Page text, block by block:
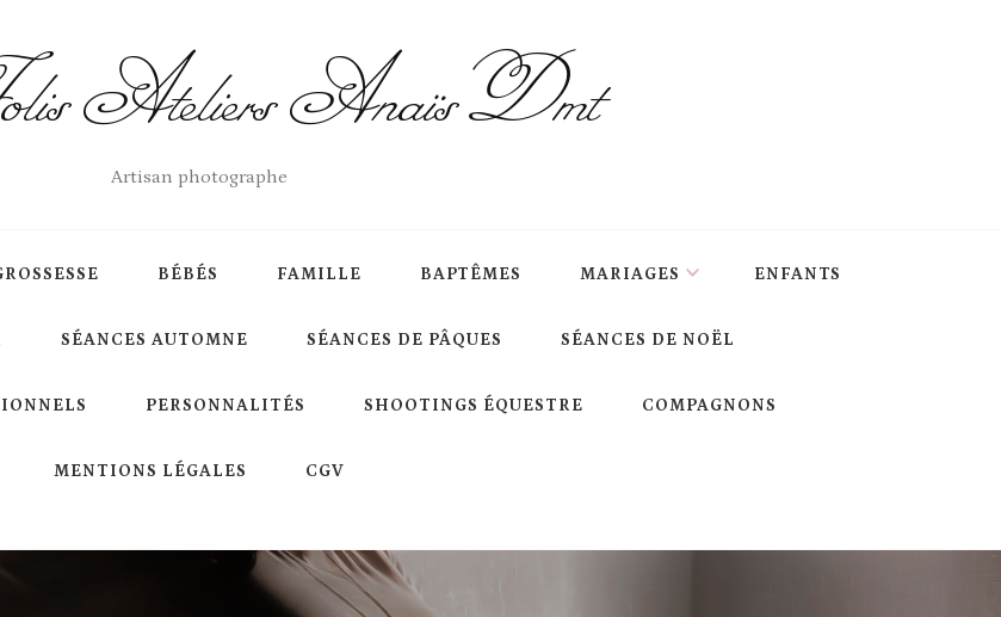
Ateliers Anaïs Dmt
Artisan photographe
BÉBÉS FAMILLE BAPTÊMES MARIAGES ENFANTS
SÉANCES AUTOMNE SÉANCES DE PÂQUES SÉANCES DE NOËL
PERSONNALITÉS SHOOTINGS ÉQUESTRE COMPAGNONS
MENTIONS LÉGALES CGV